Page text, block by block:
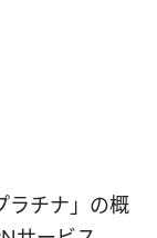
ラチナ」の概